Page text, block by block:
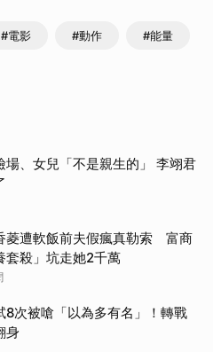
#電影 #動作 #能量
場、女兒「不是親生的」 李翊君
菱遭軟飯前夫假瘋真勒索 富商
套殺」坑走她2千萬
8次被嗆「以為多有名」！轉戰
身